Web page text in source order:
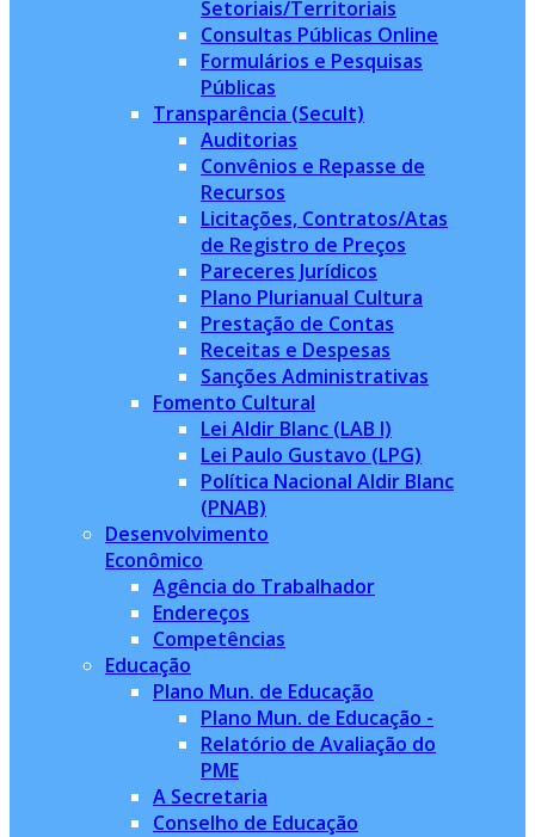
Setoriais/Territoriais
Consultas Públicas Online
Formulários e Pesquisas
Públicas
Transparência (Secult)
Auditorias
Convênios e Repasse de
Recursos
Licitações, Contratos/Atas
de Registro de Preços
Pareceres Jurídicos
Plano Plurianual Cultura
Prestação de Contas
Receitas e Despesas
Sanções Administrativas
Fomento Cultural
Lei Aldir Blanc (LAB I)
Lei Paulo Gustavo (LPG)
Política Nacional Aldir Blanc
(PNAB)
Desenvolvimento
Econômico
Agência do Trabalhador
Endereços
Competências
Educação
Plano Mun. de Educação
Plano Mun. de Educação -
Relatório de Avaliação do
PME
A Secretaria
Conselho de Educação